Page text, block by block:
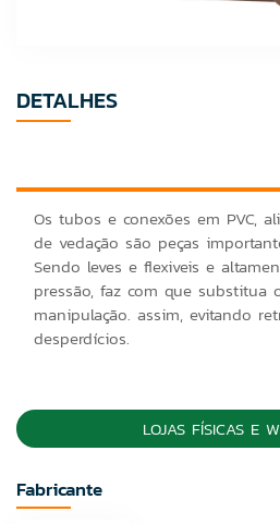
DETALHES
Os tubos e conexões em PVC,
de vedação são peças
Sendo leves e flexiveis e
pressão, faz com que substitua
manipulação. assim, evitando
desperdícios.
LOJAS FÍSICAS E
Fabricante